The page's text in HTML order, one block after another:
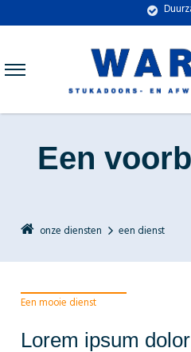
Een
onze diensten een dienst
Een mooie dienst
Lorem ipsum